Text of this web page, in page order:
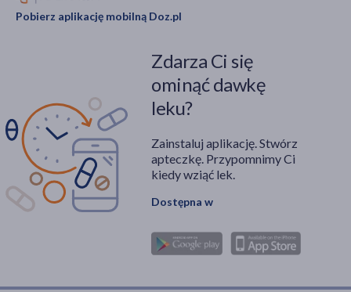
dostępnej wiedzy, z
uwzględnieniem
specyfiki fizjologicznej
Pobierz aplikację mobilną Doz.pl
Zdarza Ci się
ominąć dawkę
leku?
Zainstaluj aplikację. Stwórz
apteczkę. Przypomnimy Ci
kiedy wziąć lek.
Dostępna w